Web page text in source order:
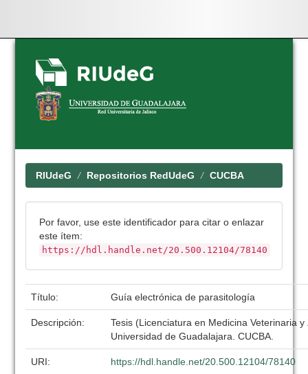
Skip
navigation
RIUdeG Repositorios RedUdeG CUCBA
Por favor, use este identificador para citar o enlazar
este ítem:
https://hdl.handle.net/20.500.12104/78140
Título: Guía electrónica de parasitología
Descripción:
Tesis (Licenciatura en Medicina Veterinaria
Universidad de Guadalajara. CUCBA.
URI: https://hdl.handle.net/20.500.12104/78140